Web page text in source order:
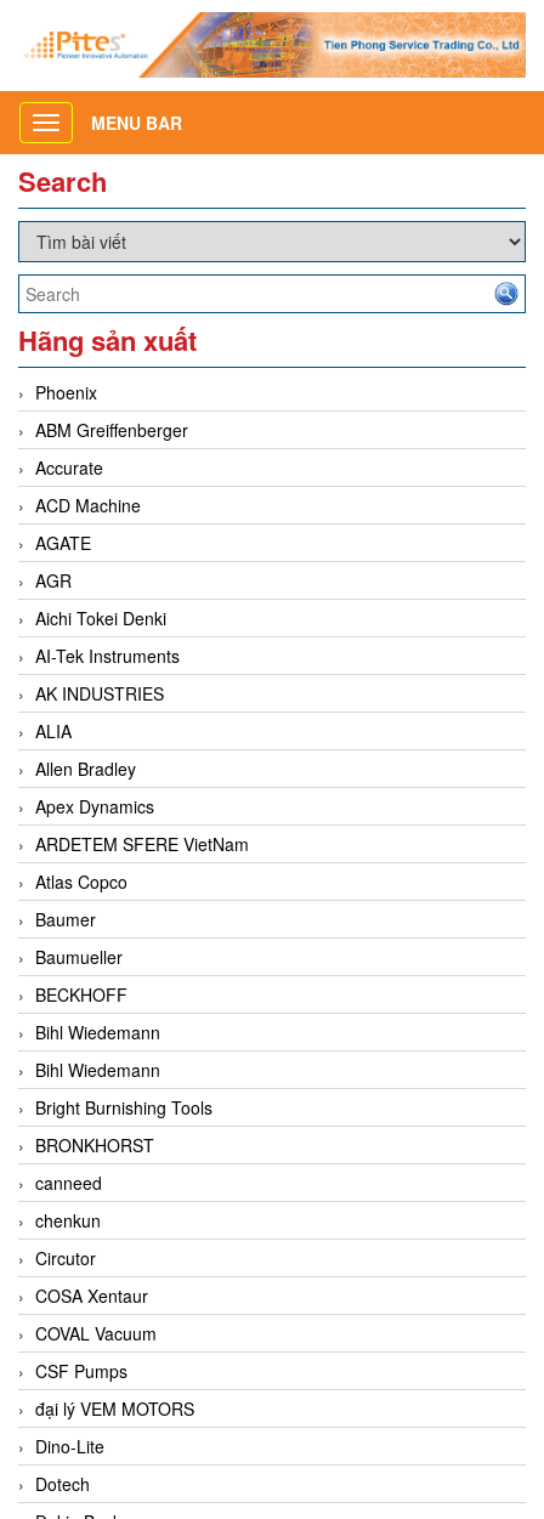
Toggle
navigation
MENU BAR
Search
Hãng sản xuất
Phoenix
ABM Greiffenberger
Accurate
ACD Machine
AGATE
AGR
Aichi Tokei Denki
AI-Tek Instruments
AK INDUSTRIES
ALIA
Allen Bradley
Apex Dynamics
ARDETEM SFERE VietNam
Atlas Copco
Baumer
Baumueller
BECKHOFF
Bihl Wiedemann
Bihl Wiedemann
Bright Burnishing Tools
BRONKHORST
canneed
chenkun
Circutor
COSA Xentaur
COVAL Vacuum
CSF Pumps
đại lý VEM MOTORS
Dino-Lite
Dotech